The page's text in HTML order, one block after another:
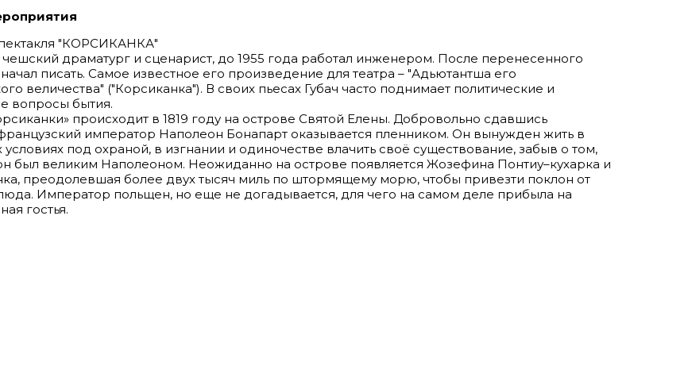
"КОРСИКАНКА"
драматург и сценарист, до 1955 года работал инженером. После перенесенного
писать. Самое известное его произведение для театра – "Адьютантша его
величества" ("Корсиканка"). В своих пьесах Губач часто поднимает политические и
вопросы бытия.
происходит в 1819 году на острове Святой Елены. Добровольно сдавшись
император Наполеон Бонапарт оказывается пленником. Он вынужден жить в
условиях под охраной, в изгнании и одиночестве влачить своё существование, забыв о том,
был великим Наполеоном. Неожиданно на острове появляется Жозефина Понтиу–кухарка и
преодолевшая более двух тысяч миль по штормящему морю, чтобы привезти поклон от
Император польщен, но еще не догадывается, для чего на самом деле прибыла на
гостья.